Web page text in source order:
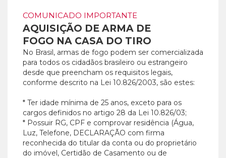
COMUNICADO IMPORTANTE
AQUISIÇÃO DE ARMA DE
FOGO NA CASA DO TIRO
No Brasil, armas de fogo podem ser comercializada
para todos os cidadãos brasileiro ou estrangeiro
desde que preencham os requisitos legais,
conforme descrito na Lei 10.826/2003, são estes:
* Ter idade mínima de 25 anos, exceto para os
cargos definidos no artigo 28 da Lei 10.826/03;
* Possuir RG, CPF e comprovar residência (Água,
Luz, Telefone, DECLARAÇÃO com firma
reconhecida do titular da conta ou do proprietário
do imóvel, Certidão de Casamento ou de